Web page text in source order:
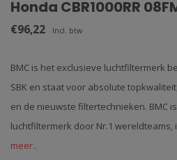
Honda CBR1000RR
€96,22 Incl. btw
BMC is het exclusieve luchtfiltermerk
SBK en staat voor absolute
en de nieuwste filtertechnieken. BMC
luchtfiltermerk door Nr.1 wereldteams,
meer..